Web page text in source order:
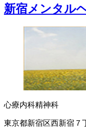
新宿メンタル
心療内科精神科
東京都新宿区西新宿７